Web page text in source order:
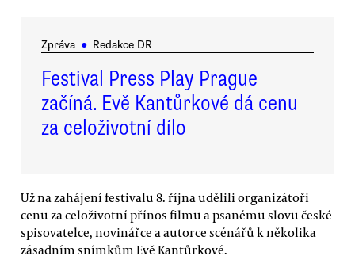
Zpráva ● Redakce DR
Festival Press Play Prague
začíná. Evě Kantůrkové dá cenu
za celoživotní dílo
Už na zahájení festivalu 8. října udělili organizátoři
cenu za celoživotní přínos filmu a psanému slovu české
spisovatelce, novinářce a autorce scénářů k několika
zásadním snímkům Evě Kantůrkové.